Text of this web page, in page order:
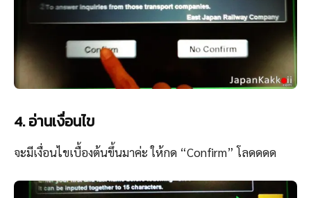
4. อ่านเงื่อนไข
จะมีเงื่อนไขเบื้องต้นขึ้นมาค่ะ ให้กด “Confirm” โลดดดด